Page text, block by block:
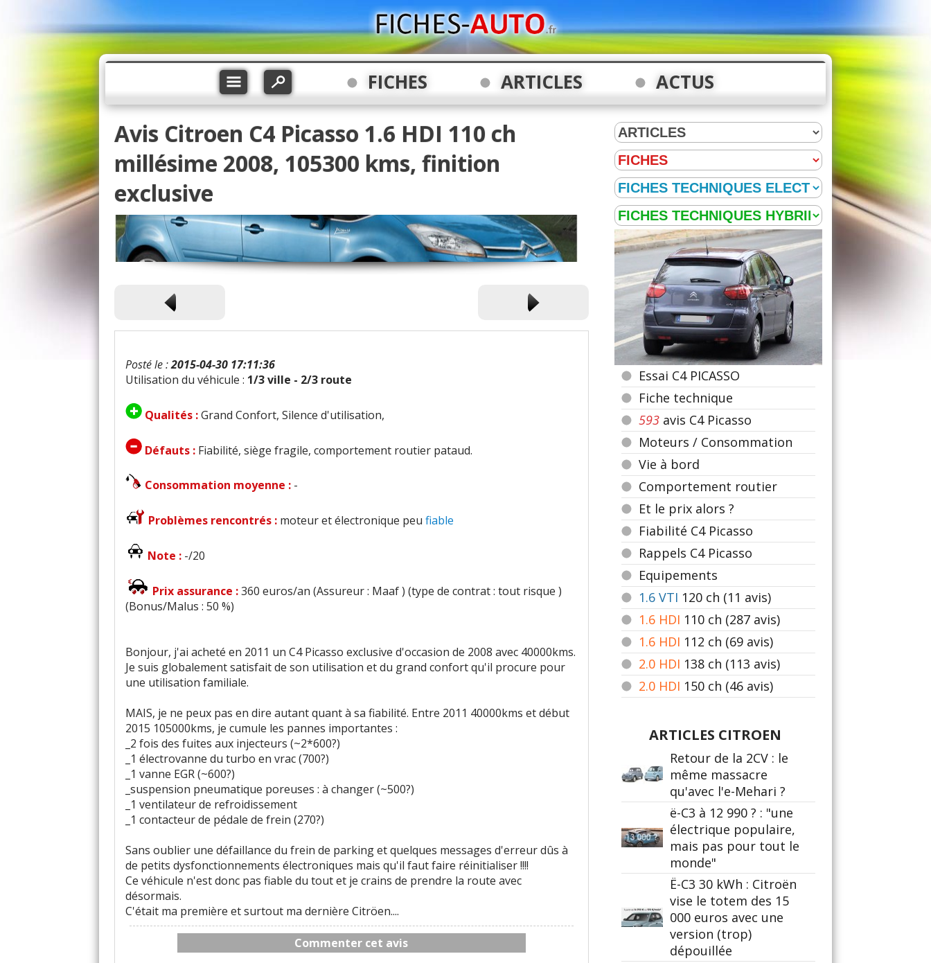
FICHES ARTICLES ACTUS
Avis Citroen C4 Picasso 1.6 HDI 110 ch
millésime 2008, 105300 kms, finition
exclusive
Posté le :2015-04-30 17:11:36
Utilisation du véhicule : 1/3 ville - 2/3 route
Qualités :Grand Confort, Silence d'utilisation,
Défauts : Fiabilité, siège fragile, comportement routier pataud.
Consommation moyenne : -
Problèmes rencontrés : moteur et électronique peu fiable
Note : -/20
Prix assurance :360 euros/an (Assureur : Maaf ) (type de contrat : tout risque )
(Bonus/Malus : 50 %)
Bonjour, j'ai acheté en 2011 un C4 Picasso exclusive d'occasion de 2008 avec 40000kms.
Je suis globalement satisfait de son utilisation et du grand confort qu'il procure pour
une utilisation familiale.
MAIS, je ne peux pas en dire autant quant à sa fiabilité. Entre 2011 40000kms et début
2015 105000kms, je cumule les pannes importantes :
_2 fois des fuites aux injecteurs (~2*600?)
_1 électrovanne du turbo en vrac (700?)
_1 vanne EGR (~600?)
_suspension pneumatique poreuses : à changer (~500?)
_1 ventilateur de refroidissement
_1 contacteur de pédale de frein (270?)
Sans oublier une défaillance du frein de parking et quelques messages d'erreur dûs à
de petits dysfonctionnements électroniques mais qu'il faut faire réinitialiser !!!!
Ce véhicule n'est donc pas fiable du tout et je crains de prendre la route avec
désormais.
C'était ma première et surtout ma dernière Citröen....
Commenter cet avis
Essai C4 PICASSO
Fiche technique
593 avis C4 Picasso
Moteurs / Consommation
Vie à bord
Comportement routier
Et le prix alors ?
Fiabilité C4 Picasso
Rappels C4 Picasso
Equipements
1.6 VTI 120 ch (11 avis)
1.6 HDI 110 ch (287 avis)
1.6 HDI 112 ch (69 avis)
2.0 HDI 138 ch (113 avis)
2.0 HDI 150 ch (46 avis)
ARTICLES CITROEN
Retour de la 2CV : le
même massacre
qu'avec l'e-Mehari ?
ë-C3 à 12 990 ? : "une
électrique populaire,
mais pas pour tout le
monde"
Ë-C3 30 kWh : Citroën
vise le totem des 15
000 euros avec une
version (trop)
dépouillée